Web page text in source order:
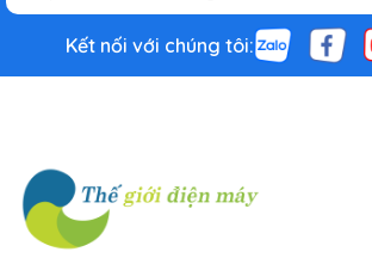
Kết nối với chúng tôi: